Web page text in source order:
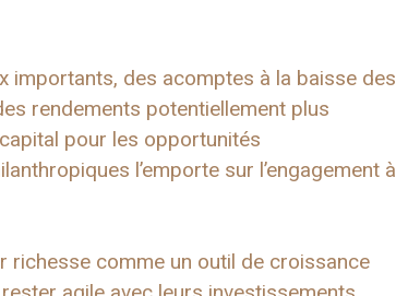
importants, des acomptes à la baisse des
rendements potentiellement plus
pour les opportunités
l’emporte sur l’engagement à
richesse comme un outil de croissance